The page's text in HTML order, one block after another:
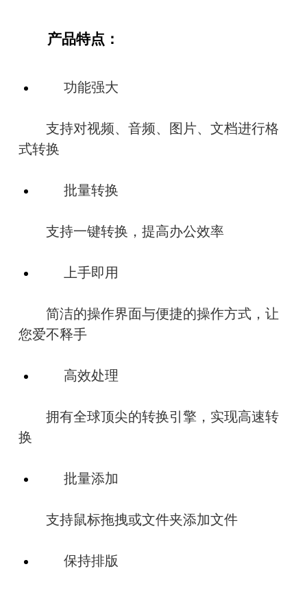
产品特点：
功能强大
支持对视频、音频、图片、文档进行格
式转换
批量转换
支持一键转换，提高办公效率
上手即用
简洁的操作界面与便捷的操作方式，让
您爱不释手
高效处理
拥有全球顶尖的转换引擎，实现高速转
换
批量添加
支持鼠标拖拽或文件夹添加文件
保持排版